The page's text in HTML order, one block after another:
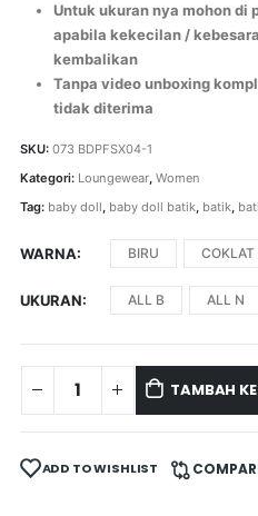
Untuk ukuran nya mohon di
apabila kekecilan /
kembalikan
Tanpa video unboxing
tidak diterima
SKU: 073 BDPFSX04-1
Kategori: Loungewear, Women
Tag: baby doll baby doll batik, batik,
WARNA BIRU COKLAT
UKURAN ALL B ALL N
TAMBAH
ADD TO WISHLIST